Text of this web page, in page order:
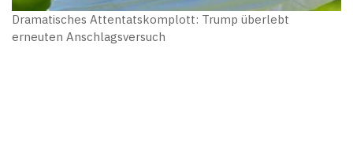
Dramatisches Attentatskomplott: Trump überlebt
erneuten Anschlagsversuch